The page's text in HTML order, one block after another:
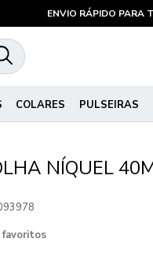
ENVIO RÁPIDO PARA
COLARES PULSEIRAS
NÍQUEL
favoritos